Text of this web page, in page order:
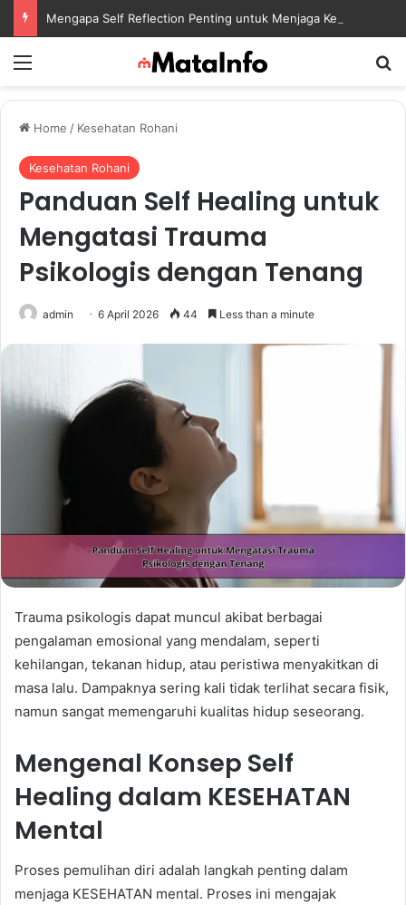
Home / Kesehatan Rohani
Kesehatan Rohani
Panduan Self Healing untuk
Mengatasi Trauma
Psikologis dengan Tenang
admin 6 April 2026 44 Less than a minute
Trauma psikologis dapat muncul akibat berbagai
pengalaman emosional yang mendalam, seperti
kehilangan, tekanan hidup, atau peristiwa menyakitkan di
masa lalu. Dampaknya sering kali tidak terlihat secara fisik,
namun sangat memengaruhi kualitas hidup seseorang.
Mengenal Konsep Self
Healing dalam KESEHATAN
Mental
Proses pemulihan diri adalah langkah penting dalam
menjaga KESEHATAN mental. Proses ini mengajak